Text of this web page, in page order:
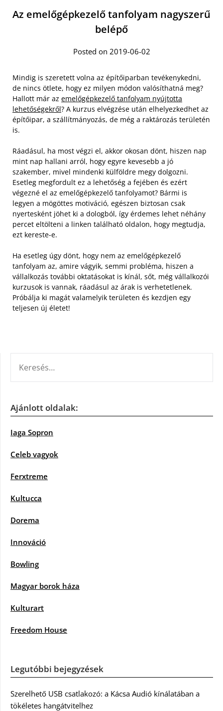
Az emelőgépkezelő tanfolyam nagyszerű
belépő
Posted on 2019-06-02
Mindig is szeretett volna az építőiparban tevékenykedni,
de nincs ötlete, hogy ez milyen módon valósíthatná meg?
Hallott már az emelőgépkezelő tanfolyam nyújtotta
lehetőségekről? A kurzus elvégzése után elhelyezkedhet az
építőipar, a szállítmányozás, de még a raktározás területén
is.
Ráadásul, ha most végzi el, akkor okosan dönt, hiszen nap
mint nap hallani arról, hogy egyre kevesebb a jó
szakember, mivel mindenki külföldre megy dolgozni.
Esetleg megfordult ez a lehetőség a fejében és ezért
végezné el az emelőgépkezelő tanfolyamot? Bármi is
legyen a mögöttes motiváció, egészen biztosan csak
nyertesként jöhet ki a dologból, így érdemes lehet néhány
percet eltölteni a linken található oldalon, hogy megtudja,
ezt kereste-e.
Ha esetleg úgy dönt, hogy nem az emelőgépkezelő
tanfolyam az, amire vágyik, semmi probléma, hiszen a
vállalkozás további oktatásokat is kínál, sőt, még vállalkozói
kurzusok is vannak, ráadásul az árak is verhetetlenek.
Próbálja ki magát valamelyik területen és kezdjen egy
teljesen új életet!
Ajánlott oldalak:
Iaga Sopron
Celeb vagyok
Ferxtreme
Kultucca
Dorema
Innováció
Bowling
Magyar borok háza
Kulturart
Freedom House
Legutóbbi bejegyzések
Szerelhető USB csatlakozó: a Kácsa Audió kínálatában a
tökéletes hangátvitelhez